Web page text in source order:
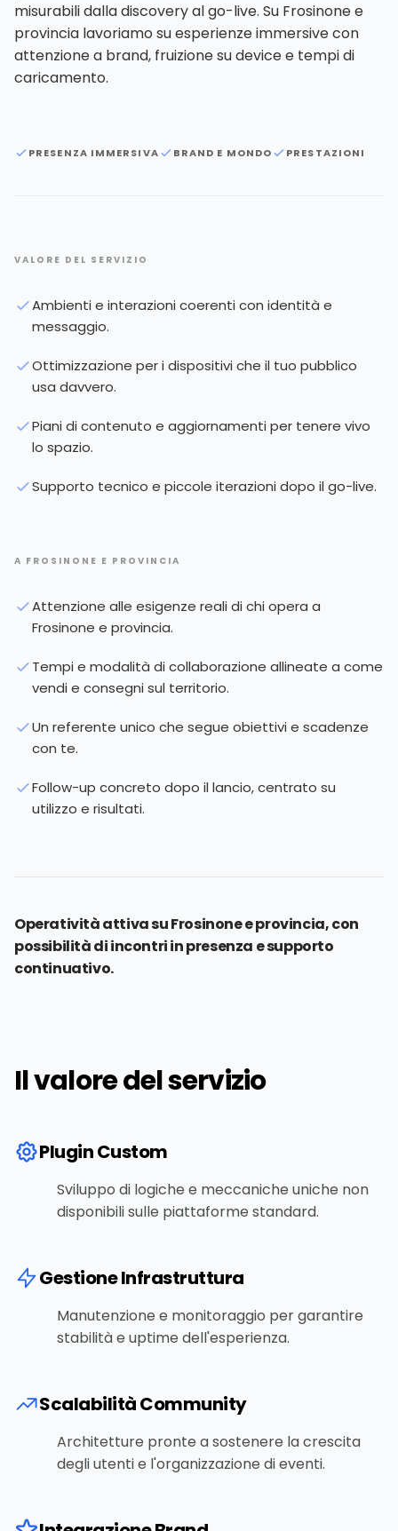
misurabili dalla discovery al go-live. Su Frosinone e
provincia lavoriamo su esperienze immersive con
attenzione a brand, fruizione su device e tempi di
caricamento.
PRESENZA IMMERSIVA BRAND E MONDO PRESTAZIONI
VALORE DEL SERVIZIO
Ambienti e interazioni coerenti con identità e
messaggio.
Ottimizzazione per i dispositivi che il tuo pubblico
usa davvero.
Piani di contenuto e aggiornamenti per tenere vivo
lo spazio.
Supporto tecnico e piccole iterazioni dopo il go-live.
A FROSINONE E PROVINCIA
Attenzione alle esigenze reali di chi opera a
Frosinone e provincia.
Tempi e modalità di collaborazione allineate a come
vendi e consegni sul territorio.
Un referente unico che segue obiettivi e scadenze
con te.
Follow-up concreto dopo il lancio, centrato su
utilizzo e risultati.
Operatività attiva su Frosinone e provincia, con
possibilità di incontri in presenza e supporto
continuativo.
Il valore del servizio
Plugin Custom
Sviluppo di logiche e meccaniche uniche non
disponibili sulle piattaforme standard.
Gestione Infrastruttura
Manutenzione e monitoraggio per garantire
stabilità e uptime dell'esperienza.
Scalabilità Community
Architetture pronte a sostenere la crescita
degli utenti e l'organizzazione di eventi.